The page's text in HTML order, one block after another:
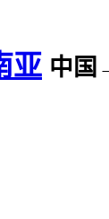
亚 中国